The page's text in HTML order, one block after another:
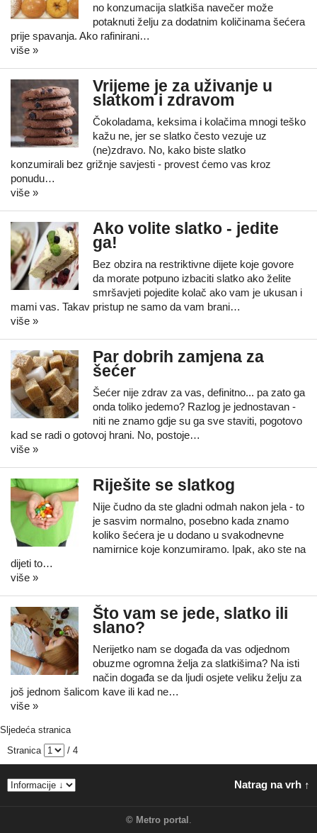
no konzumacija slatkiša navečer može
potaknuti želju za dodatnim količinama šećera
prije spavanja. Ako rafinirani…
više »
Vrijeme je za uživanje u
slatkom i zdravom
Čokoladama, keksima i kolačima mnogi teško
kažu ne, jer se slatko često vezuje uz
(ne)zdravo. No, kako biste slatko
konzumirali bez grižnje savjesti - provest ćemo vas kroz
ponudu…
više »
Ako volite slatko - jedite
ga!
Bez obzira na restriktivne dijete koje govore
da morate potpuno izbaciti slatko ako želite
smršavjeti pojedite kolač ako vam je ukusan i
mami vas. Takav pristup ne samo da vam brani…
više »
Par dobrih zamjena za
šećer
Šećer nije zdrav za vas, definitno... pa zato ga
onda toliko jedemo? Razlog je jednostavan -
niti ne znamo gdje su ga sve staviti, pogotovo
kad se radi o gotovoj hrani. No, postoje…
više »
Riješite se slatkog
Nije čudno da ste gladni odmah nakon jela - to
je sasvim normalno, posebno kada znamo
koliko šećera je u dodano u svakodnevne
namirnice koje konzumiramo. Ipak, ako ste na
dijeti to…
više »
Što vam se jede, slatko ili
slano?
Nerijetko nam se događa da vas odjednom
obuzme ogromna želja za slatkišima? Na isti
način događa se da ljudi osjete veliku želju za
još jednom šalicom kave ili kad ne…
više »
Sljedeća stranica
Stranica
/ 4
Natrag na vrh ↑
© Metro portal .